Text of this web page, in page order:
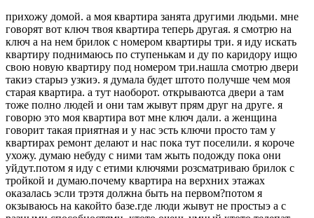
прихожу домой. а моя квартира занята другими людьми. мне
говорят вот ключ твоя квартира теперь другая. я смотрю на
ключ а на нем брилок с номером квартиры три. я иду искать
квартиру поднимаюсь по ступенькам и ду по каридору ищю
свою новую квартиру под номером три.нашла смотрю двери
такиэ старыэ узкиэ. я думала будет штото получше чем моя
старая квартира. а тут наоборот. открываютса двери а там
тоже полно людей и они там жывут прям друг на друге. я
говорю это моя квартира вот мне ключ дали. а женщина
говорит такая приятная и у нас эсть ключи просто там у
квартирах ремонт делают и нас пока тут поселили. я короче
ухожу. думаю небуду с ними там жыть подожду пока они
уйдут.потом я иду с етими ключями розсматриваю брилок с
тройкой и думаю.почему квартира на верхних этажах
оказалась эсли трэтя должна быть на первом?потом я
окзываюсь на какойто базе.где люди жывут не простыэ а с